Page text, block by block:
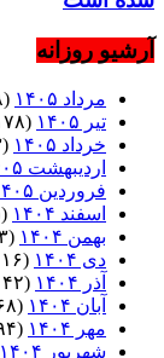
آرشیو روزانه
مرداد ۱۴۰۵
(۷۸)
تیر ۱۴۰۵
(۱۷۸)
خرداد ۱۴۰۵
(۲۱۳)
اردیبهشت ۱۴۰۵
فروردین ۱۴۰۵
اسفند ۱۴۰۴
(۶۵)
بهمن ۱۴۰۴
(۴۳)
دی ۱۴۰۴
(۱۱۶)
آذر ۱۴۰۴
(۱۴۲)
آبان ۱۴۰۴
(۱۶۸)
مهر ۱۴۰۴
(۱۹۴)
شهریور ۱۴۰۴